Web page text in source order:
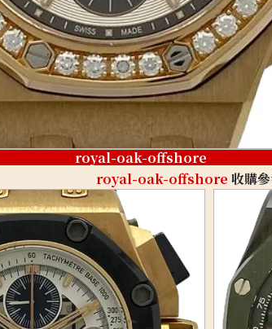
royal-oak-offshore
royal-oak-offshore 收購